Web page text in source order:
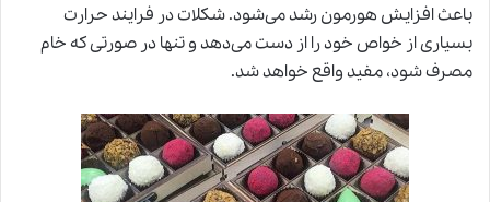
باعث افزایش هورمون رشد می‌شود.شکلات در فرایند حرارت
بسیاری از خواص خود را از دست می‌دهد و تنها در صورتی که خام
مصرف شود، مفید واقع خواهد شد.